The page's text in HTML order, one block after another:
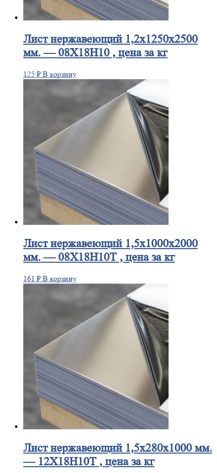
Листнержавеющий 1,2x1250x2500
мм. — 08Х18Н10 , цена за кг
125 ₽ В корзину
Листнержавеющий 1,5x1000x2000
мм. — 08Х18Н10Т , цена за кг
161 ₽ В корзину
Листнержавеющий 1,5x280x1000 мм.
— 12Х18Н10Т , цена за кг